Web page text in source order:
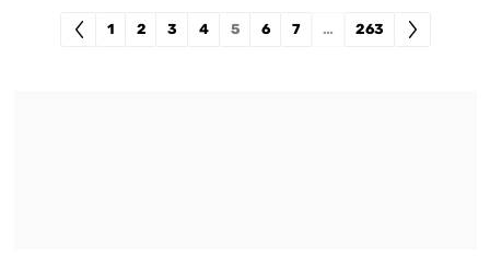
1 2 3 4 5 6 7 … 263